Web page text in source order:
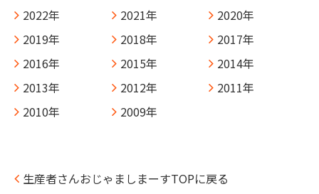
2022年
2021年
2020年
2019年
2018年
2017年
2016年
2015年
2014年
2013年
2012年
2011年
2010年
2009年
生産者さんおじゃましまーすTOPに戻る